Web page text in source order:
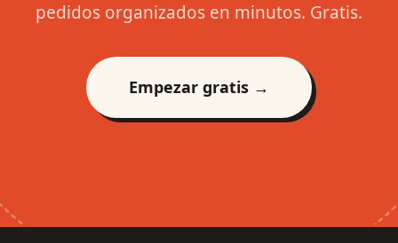
pedidos organizados en minutos. Gratis.
Empezar gratis →